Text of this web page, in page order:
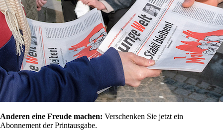
Anderen eine Freude machen: Verschenken Sie jetzt ein
Abonnement der Printausgabe.